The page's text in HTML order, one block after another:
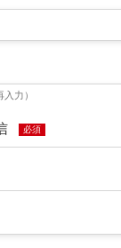
入力）
必須